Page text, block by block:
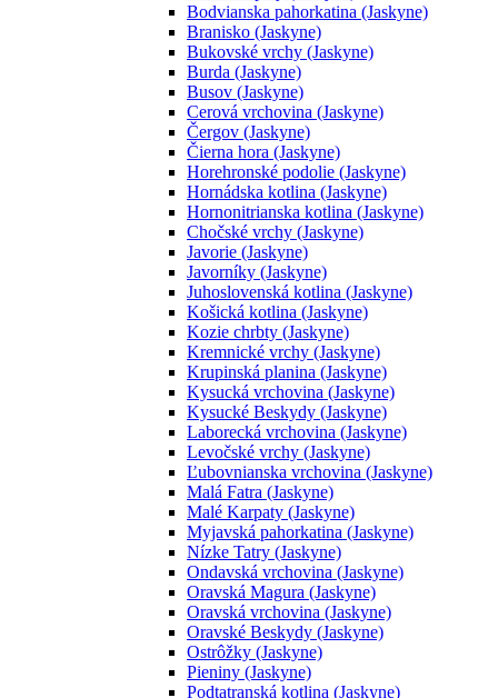
Bodvianska pahorkatina (Jaskyne)
Branisko (Jaskyne)
Bukovské vrchy (Jaskyne)
Burda (Jaskyne)
Busov (Jaskyne)
Cerová vrchovina (Jaskyne)
Čergov (Jaskyne)
Čierna hora (Jaskyne)
Horehronské podolie (Jaskyne)
Hornádska kotlina (Jaskyne)
Hornonitrianska kotlina (Jaskyne)
Chočské vrchy (Jaskyne)
Javorie (Jaskyne)
Javorníky (Jaskyne)
Juhoslovenská kotlina (Jaskyne)
Košická kotlina (Jaskyne)
Kozie chrbty (Jaskyne)
Kremnické vrchy (Jaskyne)
Krupinská planina (Jaskyne)
Kysucká vrchovina (Jaskyne)
Kysucké Beskydy (Jaskyne)
Laborecká vrchovina (Jaskyne)
Levočské vrchy (Jaskyne)
Ľubovnianska vrchovina (Jaskyne)
Malá Fatra (Jaskyne)
Malé Karpaty (Jaskyne)
Myjavská pahorkatina (Jaskyne)
Nízke Tatry (Jaskyne)
Ondavská vrchovina (Jaskyne)
Oravská Magura (Jaskyne)
Oravská vrchovina (Jaskyne)
Oravské Beskydy (Jaskyne)
Ostrôžky (Jaskyne)
Pieniny (Jaskyne)
Podtatranská kotlina (Jaskyne)